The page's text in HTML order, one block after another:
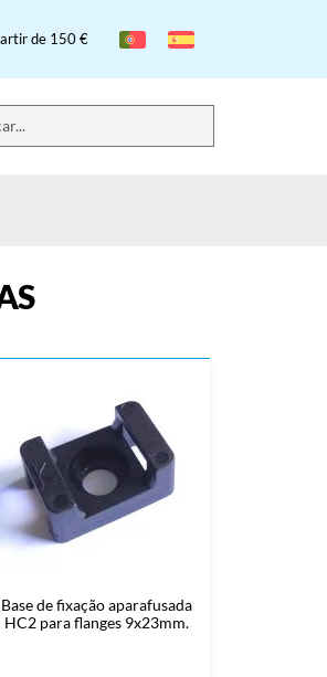
de 150 €
Base de fixação aparafusada
HC2 para flanges 9x23mm.